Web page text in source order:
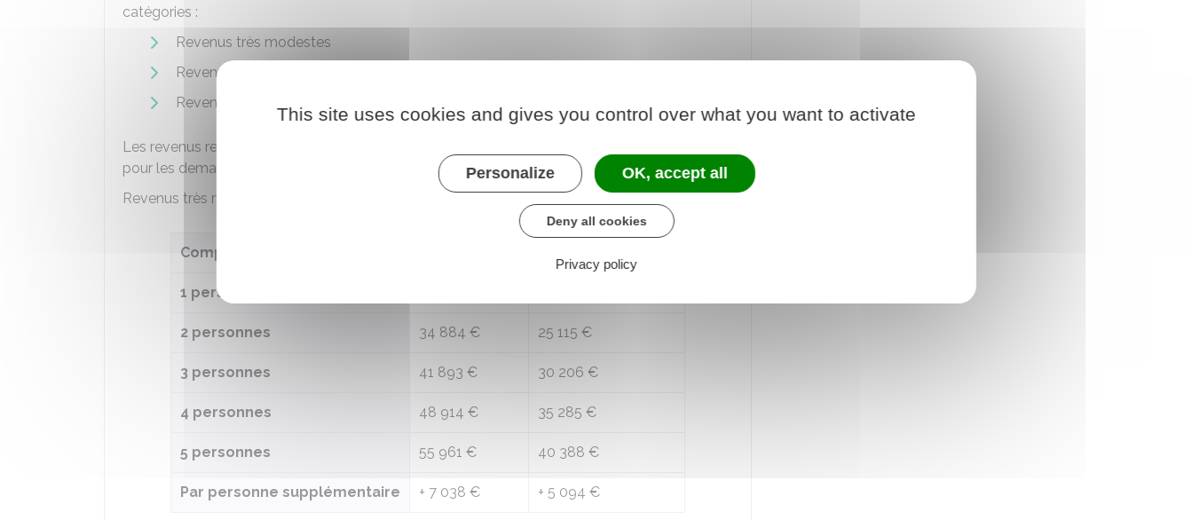
catégories :
Revenus très modestes
Revenus modestes
Revenus intermédiaires
Les revenus retenus sont les
pour les demandes faites en 2024).
Revenus très modestes
Composition du foyer
1 personne
2 personnes 34 884 € 25 115 €
3 personnes 41 893 € 30 206 €
4 personnes 48 914 € 35 285 €
5 personnes 55 961 € 40 388 €
Par personne supplémentaire + 7 038 € + 5 094 €
This site uses cookies and gives you control over what you want to activate
Personalize OK, accept all
Deny all cookies
Privacy policy